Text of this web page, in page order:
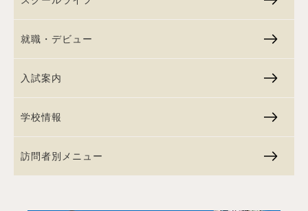
就職・デビュー
入試案内
学校情報
訪問者別メニュー